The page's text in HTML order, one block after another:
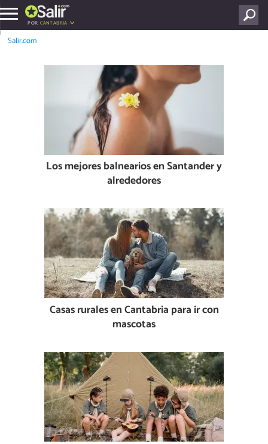
POR:CANTABRIA
Salir.com
Los mejores balnearios en Santander y
alrededores
Casas rurales en Cantabria para ir con
mascotas